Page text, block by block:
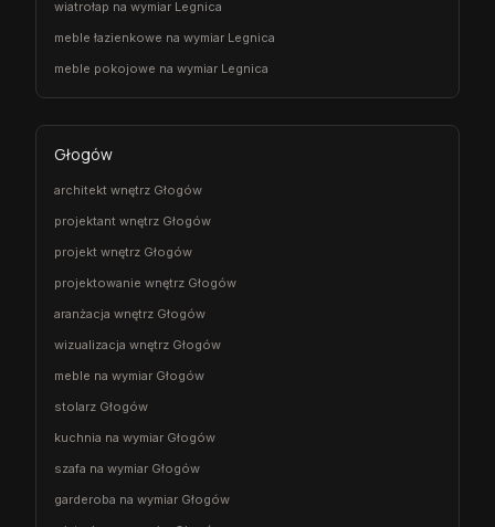
wiatrołap na wymiar Legnica
meble łazienkowe na wymiar Legnica
meble pokojowe na wymiar Legnica
Głogów
architekt wnętrz Głogów
projektant wnętrz Głogów
projekt wnętrz Głogów
projektowanie wnętrz Głogów
aranżacja wnętrz Głogów
wizualizacja wnętrz Głogów
meble na wymiar Głogów
stolarz Głogów
kuchnia na wymiar Głogów
szafa na wymiar Głogów
garderoba na wymiar Głogów